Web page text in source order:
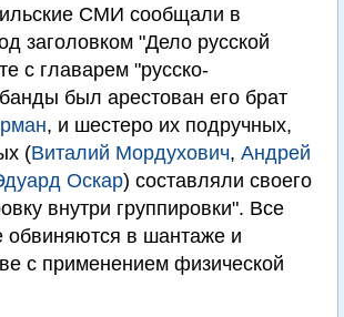
СМИ сообщали в
заголовком "Дело русской
с главарем "русско-
был арестован его брат
, и шестеро их подручных,
(Виталий Мордухович, Андрей
Оскар) составляли своего
внутри группировки". Все
обвиняются в шантаже и
с применением физической